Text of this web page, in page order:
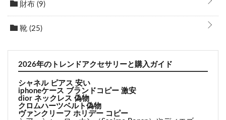
財布 (9)
靴 (25)
2026年のトレンドアクセサリーと購入ガイド
シャネル ピアス 安い
iphoneケース ブランドコピー 激安
dior ネックレス 偽物
クロムハーツベルト偽物
ヴァンクリーフ ホリデー コピー